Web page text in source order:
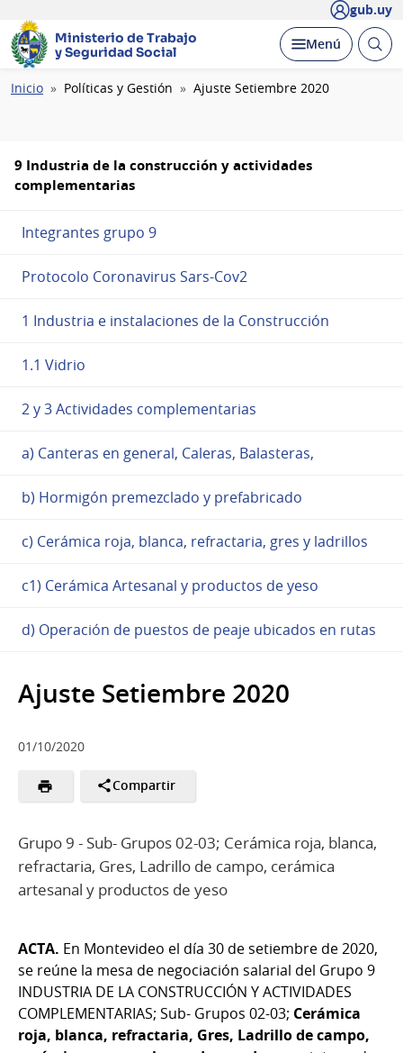
gub.uy
Ministerio de Trabajo
y Seguridad Social
Desplegar
Menú Abrir
Ruta
Inicio Políticas y Gestión Ajuste Setiembre 2020
9 Industria de la construcción y actividades
complementarias
Integrantes grupo 9
Protocolo Coronavirus Sars-Cov2
1 Industria e instalaciones de la Construcción
1.1 Vidrio
2 y 3 Actividades complementarias
a) Canteras en general, Caleras, Balasteras,
b) Hormigón premezclado y prefabricado
c) Cerámica roja, blanca, refractaria, gres y ladrillos
c1) Cerámica Artesanal y productos de yeso
d) Operación de puestos de peaje ubicados en rutas
Ajuste Setiembre 2020
01/10/2020
Compartir
Grupo 9 - Sub- Grupos 02-03; Cerámica roja, blanca,
refractaria, Gres, Ladrillo de campo, cerámica
artesanal y productos de yeso
ACTA. En Montevideo el día 30 de setiembre de 2020,
se reúne la mesa de negociación salarial del Grupo 9
INDUSTRIA DE LA CONSTRUCCIÓN Y ACTIVIDADES
COMPLEMENTARIAS; Sub- Grupos 02-03; Cerámica
roja, blanca, refractaria, Gres, Ladrillo de campo,